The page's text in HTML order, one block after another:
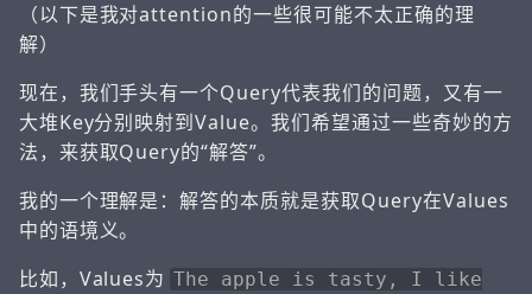
（以下是我对attention的一些很可能不太正确的理
解）
现在，我们手头有一个Query代表我们的问题，又有一
大堆Key分别映射到Value。我们希望通过一些奇妙的方
法，来获取Query的“解答”。
我的一个理解是：解答的本质就是获取Query在Values
中的语境义。
比如，Values为 The apple is tasty, I like